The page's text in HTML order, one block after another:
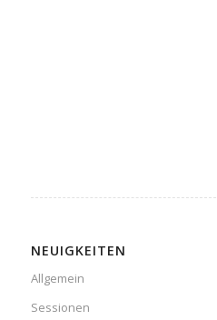
NEUIGKEITEN
Allgemein
Sessionen